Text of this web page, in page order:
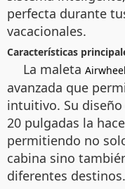
perfecta durante
vacacionales.
Características
La maleta Airwheel
avanzada que
intuitivo. Su
20 pulgadas la
permitiendo no
cabina sino
diferentes destinos.